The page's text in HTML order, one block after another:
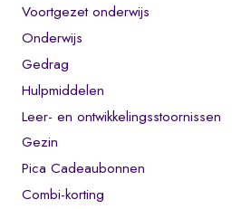
Voortgezet onderwijs
Onderwijs
Gedrag
Hulpmiddelen
Leer- en ontwikkelingsstoornissen
Gezin
Pica Cadeaubonnen
Combi-korting